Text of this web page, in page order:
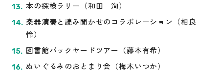
本の探検ラリー（和田 洵）
楽器演奏と読み聞かせのコラボレーション（相良
怜）
図書館バックヤードツアー（藤本有希）
ぬいぐるみのおとまり会（梅木いつか）